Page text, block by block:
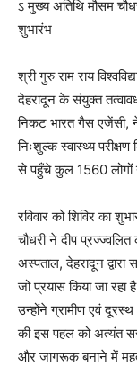
ऽ मुख्य अतिथि मौसम
शुभारंभ
श्री गुरु राम राय
देहरादून के संयुक्त
निकट भारत गैस एजेंसी,
निःशुल्क स्वास्थ्य
से पहुँचे कुल 1560 लोगों
रविवार को शिविर का
चौधरी ने दीप
अस्पताल, देहरादून
जो प्रयास किया जा रहा
उन्होंने ग्रामीण एवं दूरस्थ
की इस पहल को अत्यंत
और जागरूक बनाने में